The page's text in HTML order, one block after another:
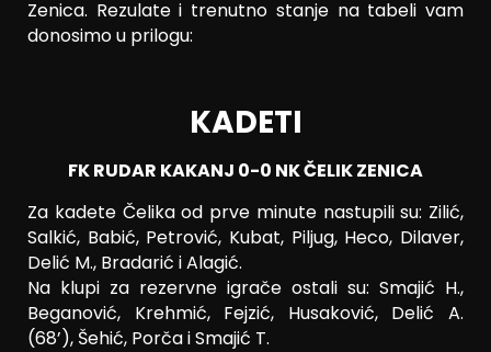
Zenica. Rezulate i trenutno stanje na tabeli vam
donosimo u prilogu:
KADETI
FK RUDAR KAKANJ 0-0 NK ČELIK ZENICA
Za kadete Čelika od prve minute nastupili su: Zilić,
Salkić, Babić, Petrović, Kubat, Piljug, Heco, Dilaver,
Delić M., Bradarić i Alagić.
Na klupi za rezervne igrače ostali su: Smajić H.,
Beganović, Krehmić, Fejzić, Husaković, Delić A.
(68’), Šehić, Porča i Smajić T.